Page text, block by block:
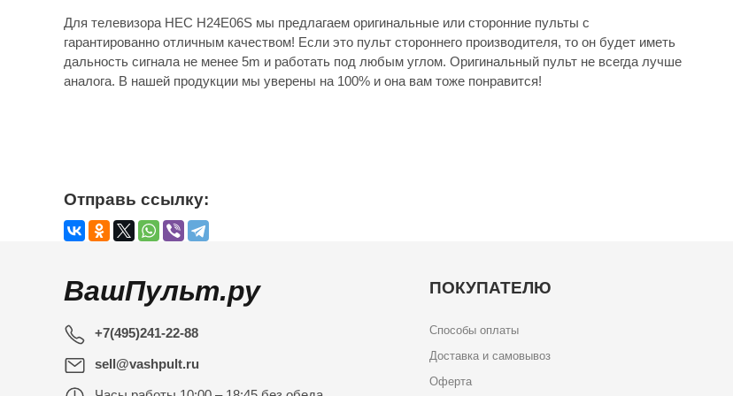
Для телевизора HEC H24E06S мы предлагаем оригинальные или сторонние пульты с
гарантированно отличным качеством! Если это пульт стороннего производителя, то он будет иметь
дальность сигнала не менее 5m и работать под любым углом. Оригинальный пульт не всегда лучше
аналога. В нашей продукции мы уверены на 100% и она вам тоже понравится!
Отправь ссылку:
ВашПульт.ру
+7(495)241-22-88
sell@vashpult.ru
ПОКУПАТЕЛЮ
Способы оплаты
Доставка и самовывоз
Оферта